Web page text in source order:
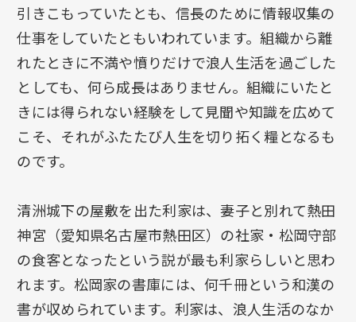
引きこもっていたとも、信長のために情報収集の
仕事をしていたともいわれています。組織から離
れたときに不満や憤りだけで浪人生活を過ごした
としても、何ら成長はありません。組織にいたと
きには得られない経験をして見聞や知識を広めて
こそ、それがふたたび人生を切り拓く糧となるも
のです。
清洲城下の屋敷を出た利家は、妻子と別れて熱田
神宮（愛知県名古屋市熱田区）の社家・松岡守部
の食客となったという説が最も利家らしいと思わ
れます。松岡家の書庫には、何千冊という和漢の
書が収められています。利家は、浪人生活のなか